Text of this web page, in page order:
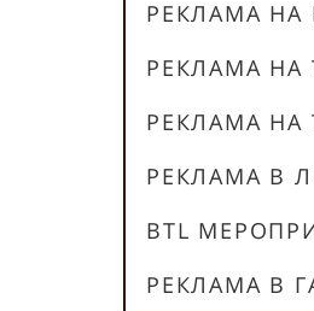
РЕКЛАМА НА
РЕКЛАМА НА
РЕКЛАМА НА
РЕКЛАМА В
BTL
РЕКЛАМА В